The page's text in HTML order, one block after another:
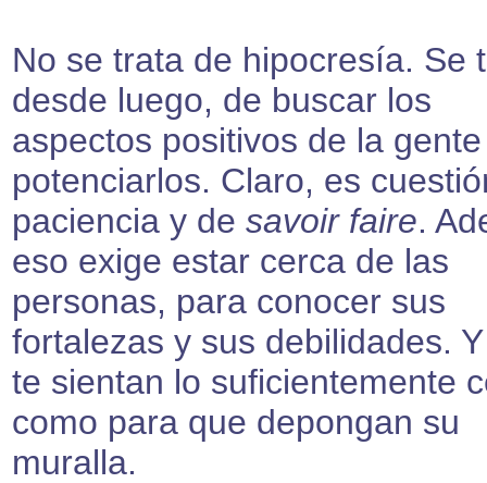
No se trata de hipocresía. Se
desde luego, de buscar los
aspectos positivos de la
potenciarlos. Claro, es
paciencia y de savoir faire.
eso exige estar cerca de las
personas, para conocer sus
fortalezas y sus debilidades.
te sientan lo suficientemente
como para que depongan su
muralla.